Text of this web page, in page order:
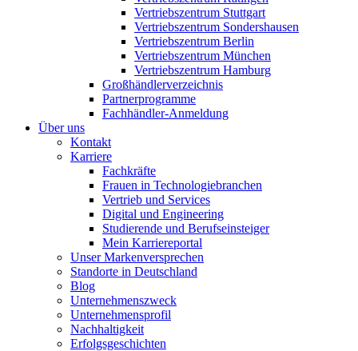
Vertriebszentrum Stuttgart
Vertriebszentrum Sondershausen
Vertriebszentrum Berlin
Vertriebszentrum München
Vertriebszentrum Hamburg
Großhändlerverzeichnis
Partnerprogramme
Fachhändler-Anmeldung
Über uns
Kontakt
Karriere
Fachkräfte
Frauen in Technologiebranchen
Vertrieb und Services
Digital und Engineering
Studierende und Berufseinsteiger
Mein Karriereportal
Unser Markenversprechen
Standorte in Deutschland
Blog
Unternehmenszweck
Unternehmensprofil
Nachhaltigkeit
Erfolgsgeschichten